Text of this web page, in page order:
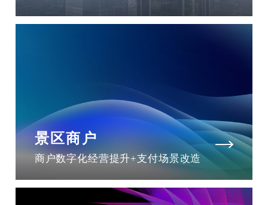
景区商户
商户数字化经营提升+支付场景改造